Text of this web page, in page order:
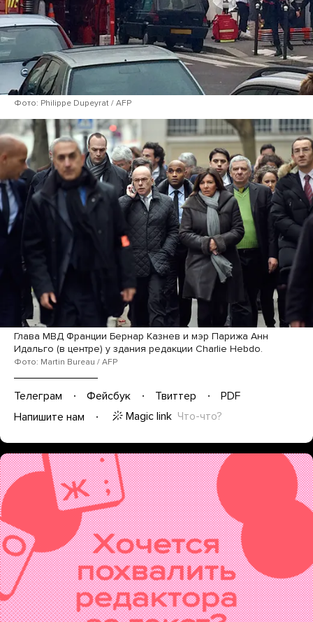
Фото: Philippe Dupeyrat / AFP
Глава МВД Франции Бернар Казнев и мэр Парижа Анн
Идальго (в центре) у здания редакции Charlie Hebdo.
Фото: Martin Bureau / AFP
Телеграм Фейсбук Твиттер
PDF
Напишите нам
Magic link Что-что?